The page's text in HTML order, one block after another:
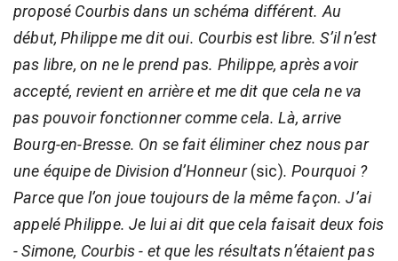
proposé Courbis dans un schéma différent. Au
début, Philippe me dit oui. Courbis est libre. S’il n’est
pas libre, on ne le prend pas. Philippe, après avoir
accepté, revient en arrière et me dit que cela ne va
pas pouvoir fonctionner comme cela. Là, arrive
Bourg-en-Bresse. On se fait éliminer chez nous par
une équipe de Division d’Honneur(sic). Pourquoi ?
Parce que l’on joue toujours de la même façon. J’ai
appelé Philippe. Je lui ai dit que cela faisait deux fois
- Simone, Courbis - et que les résultats n’étaient pas